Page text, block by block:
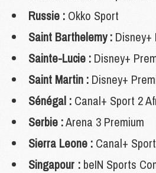
Russie : Okko Sport
Saint Barthelemy : Disney+
Sainte-Lucie : Disney+
Saint Martin : Disney+
Sénégal : Canal+ Sport 2
Serbie :Arena 3 Premium
Sierra Leone : Canal+
Singapour : beIN Sports